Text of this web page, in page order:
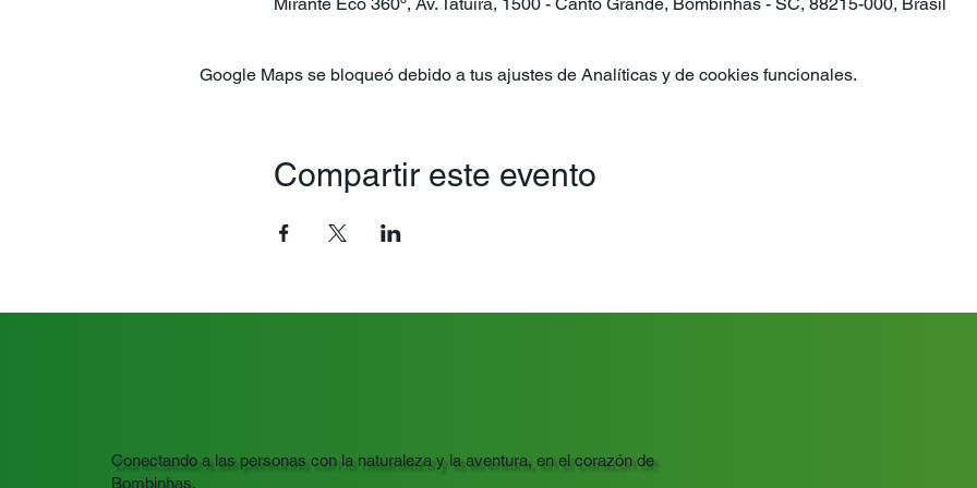
Google Maps se bloqueó debido a tus ajustes de Analíticas y de cookies funcionales.
Compartir este evento
Conectando a las personas con la naturaleza y la aventura, en el corazón de
Bombinhas.